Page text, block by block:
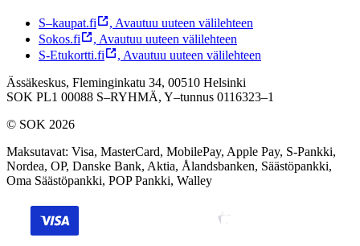
S–kaupat.fi , Avautuu uuteen välilehteen
Sokos.fi
, Avautuu uuteen välilehteen
S-Etukortti.fi
, Avautuu uuteen välilehteen
Ässäkeskus, Fleminginkatu 34, 00510 Helsinki
SOK PL1 00088 S–RYHMÄ, Y–tunnus 0116323–1
© SOK 2026
Maksutavat: Visa, MasterCard, MobilePay, Apple Pay, S-Pankki,
Nordea, OP, Danske Bank, Aktia, Ålandsbanken, Säästöpankki,
Oma Säästöpankki, POP Pankki, Walley